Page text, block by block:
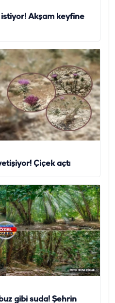
istiyor! Akşam keyfine
Çiçek açtı
gibi suda! Şehrin